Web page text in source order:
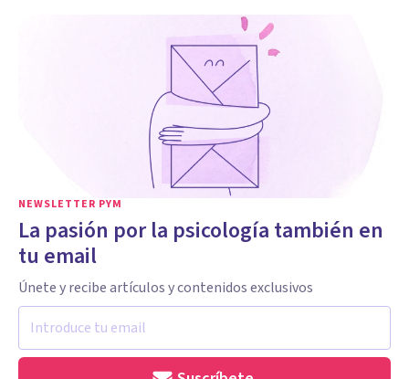
NEWSLETTER PYM
La pasión por la psicología también en
tu email
Únete y recibe artículos y contenidos exclusivos